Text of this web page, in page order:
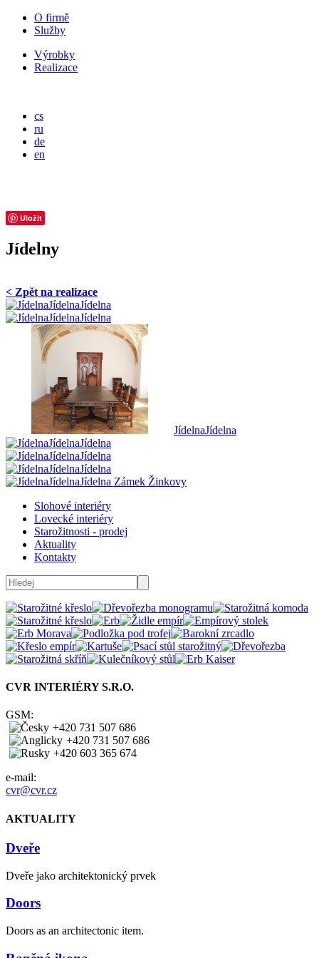
O firmě
Služby
Výrobky
Realizace
cs
ru
de
en
Uložit
Jídelny
< Zpět na realizace
JídelnaJídelna
JídelnaJídelna
JídelnaJídelna
JídelnaJídelna
JídelnaJídelna
JídelnaJídelna
JídelnaJídelna Zámek Žinkovy
Slohové interiéry
Lovecké interiéry
Starožitnosti - prodej
Aktuality
Kontakty
CVR INTERIÉRY S.R.O.
GSM:
+420 731 507 686
+420 731 507 686
+420 603 365 674
e-mail:
cvr@cvr.cz
AKTUALITY
Dveře
Dveře jako architektonický prvek
Doors
Doors as an architectonic item.